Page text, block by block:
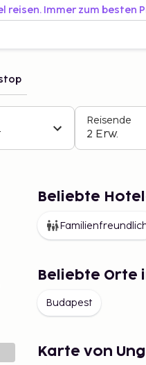
reisen. Immer zum besten
Reisende
2 Erw.
Beliebte
Beliebte Orte
Budapest
Karte von